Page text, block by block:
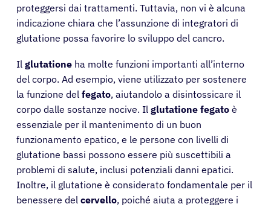
proteggersi dai trattamenti. Tuttavia, non vi è alcuna
indicazione chiara che l’assunzione di integratori di
glutatione possa favorire lo sviluppo del cancro.
Il glutatione ha molte funzioni importanti all’interno
del corpo. Ad esempio, viene utilizzato per sostenere
la funzione del fegato, aiutandolo a disintossicare il
corpo dalle sostanze nocive. Il glutatione fegato è
essenziale per il mantenimento di un buon
funzionamento epatico, e le persone con livelli di
glutatione bassi possono essere più suscettibili a
problemi di salute, inclusi potenziali danni epatici.
Inoltre, il glutatione è considerato fondamentale per il
benessere del cervello, poiché aiuta a proteggere i